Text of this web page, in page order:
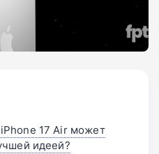
17 Air может
идеей?